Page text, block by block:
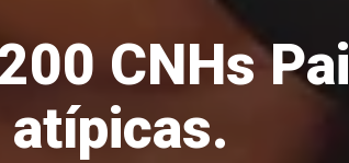
CNHs Pai
atípicas.